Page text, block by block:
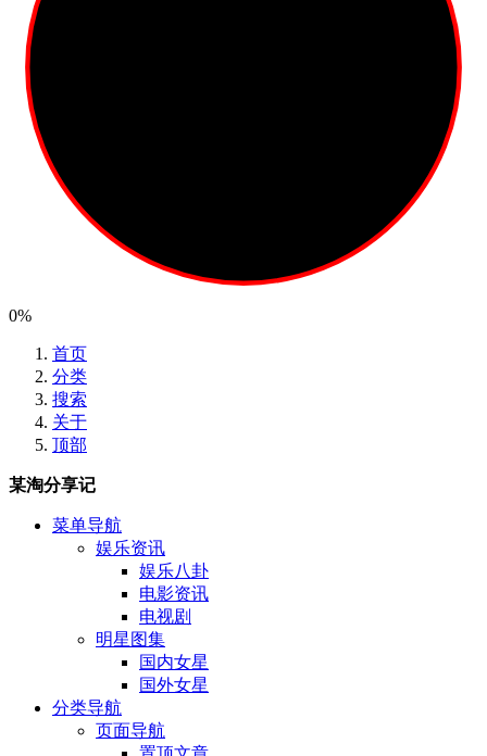
0%
首页
分类
搜索
关于
顶部
某淘分享记
菜单导航
娱乐资讯
娱乐八卦
电影资讯
电视剧
明星图集
国内女星
国外女星
分类导航
页面导航